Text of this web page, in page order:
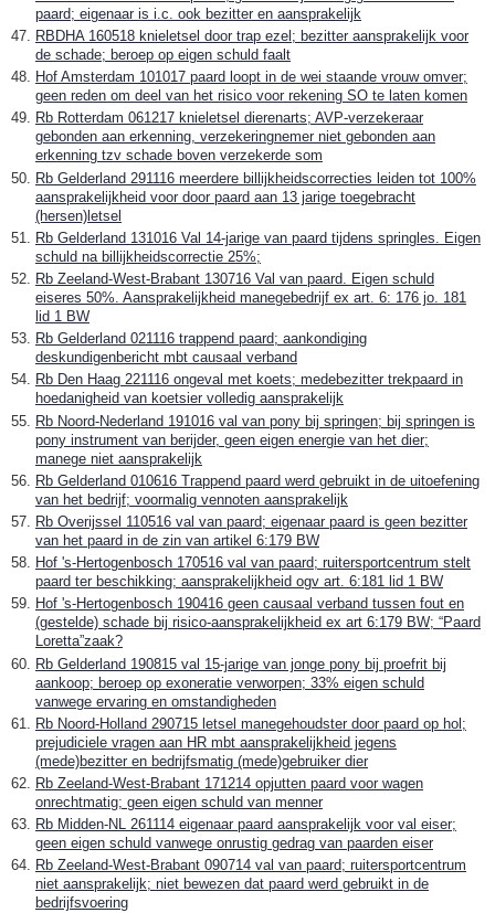
paard; eigenaar is i.c. ook bezitter en aansprakelijk
RBDHA 160518 knieletsel door trap ezel; bezitter aansprakelijk voor
de schade; beroep op eigen schuld faalt
Hof Amsterdam 101017 paard loopt in de wei staande vrouw omver;
geen reden om deel van het risico voor rekening SO te laten komen
Rb Rotterdam 061217 knieletsel dierenarts; AVP-verzekeraar
gebonden aan erkenning, verzekeringnemer niet gebonden aan
erkenning tzv schade boven verzekerde som
Rb Gelderland 291116 meerdere billijkheidscorrecties leiden tot 100%
aansprakelijkheid voor door paard aan 13 jarige toegebracht
(hersen)letsel
Rb Gelderland 131016 Val 14-jarige van paard tijdens springles. Eigen
schuld na billijkheidscorrectie 25%;
Rb Zeeland-West-Brabant 130716 Val van paard. Eigen schuld
eiseres 50%. Aansprakelijkheid manegebedrijf ex art. 6: 176 jo. 181
lid 1 BW
Rb Gelderland 021116 trappend paard; aankondiging
deskundigenbericht mbt causaal verband
Rb Den Haag 221116 ongeval met koets; medebezitter trekpaard in
hoedanigheid van koetsier volledig aansprakelijk
Rb Noord-Nederland 191016 val van pony bij springen; bij springen is
pony instrument van berijder, geen eigen energie van het dier;
manege niet aansprakelijk
Rb Gelderland 010616 Trappend paard werd gebruikt in de uitoefening
van het bedrijf; voormalig vennoten aansprakelijk
Rb Overijssel 110516 val van paard; eigenaar paard is geen bezitter
van het paard in de zin van artikel 6:179 BW
Hof 's-Hertogenbosch 170516 val van paard; ruitersportcentrum stelt
paard ter beschikking; aansprakelijkheid ogv art. 6:181 lid 1 BW
Hof 's-Hertogenbosch 190416 geen causaal verband tussen fout en
(gestelde) schade bij risico-aansprakelijkheid ex art 6:179 BW; “Paard
Loretta”zaak?
Rb Gelderland 190815 val 15-jarige van jonge pony bij proefrit bij
aankoop; beroep op exoneratie verworpen; 33% eigen schuld
vanwege ervaring en omstandigheden
Rb Noord-Holland 290715 letsel manegehoudster door paard op hol;
prejudiciele vragen aan HR mbt aansprakelijkheid jegens
(mede)bezitter en bedrijfsmatig (mede)gebruiker dier
Rb Zeeland-West-Brabant 171214 opjutten paard voor wagen
onrechtmatig; geen eigen schuld van menner
Rb Midden-NL 261114 eigenaar paard aansprakelijk voor val eiser;
geen eigen schuld vanwege onrustig gedrag van paarden eiser
Rb Zeeland-West-Brabant 090714 val van paard; ruitersportcentrum
niet aansprakelijk; niet bewezen dat paard werd gebruikt in de
bedrijfsvoering